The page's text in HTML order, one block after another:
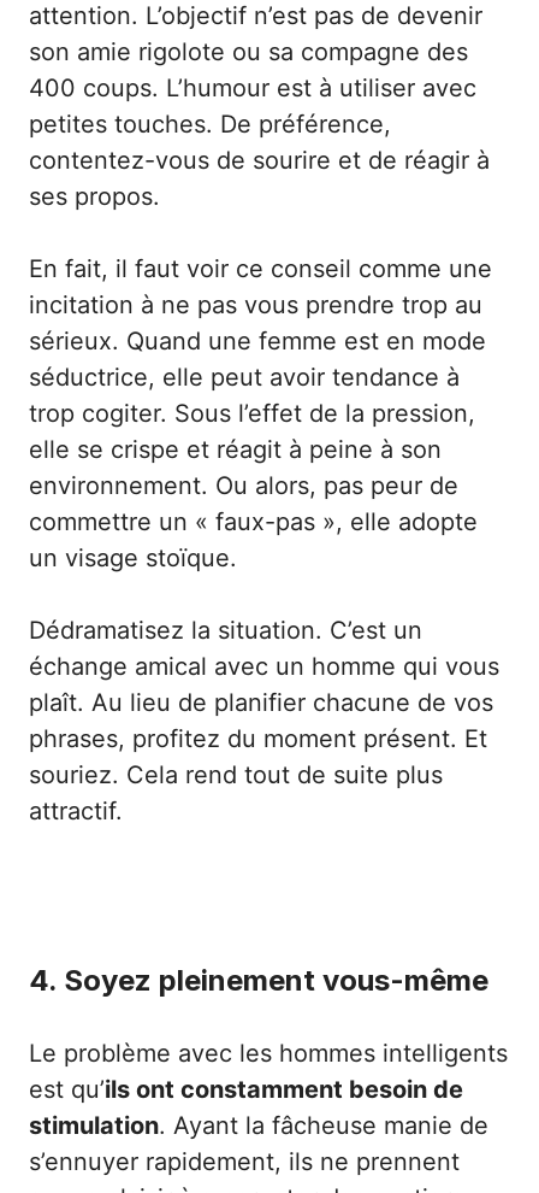
attention. L’objectif n’est pas de devenir
son amie rigolote ou sa compagne des
400 coups. L’humour est à utiliser avec
petites touches. De préférence,
contentez-vous de sourire et de réagir à
ses propos.
En fait, il faut voir ce conseil comme une
incitation à ne pas vous prendre trop au
sérieux. Quand une femme est en mode
séductrice, elle peut avoir tendance à
trop cogiter. Sous l’effet de la pression,
elle se crispe et réagit à peine à son
environnement. Ou alors, pas peur de
commettre un « faux-pas », elle adopte
un visage stoïque.
Dédramatisez la situation. C’est un
échange amical avec un homme qui vous
plaît. Au lieu de planifier chacune de vos
phrases, profitez du moment présent. Et
souriez. Cela rend tout de suite plus
attractif.
4. Soyez pleinement vous-même
Le problème avec les hommes intelligents
est qu’ils ont constamment besoin de
stimulation. Ayant la fâcheuse manie de
s’ennuyer rapidement, ils ne prennent